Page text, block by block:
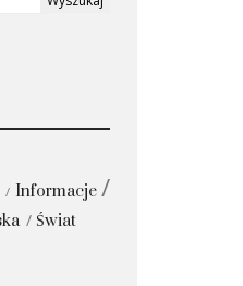
Informacje
Świat